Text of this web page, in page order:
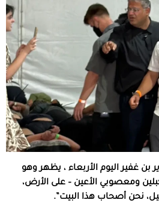
غفير اليوم الأربعاء ، يظهر وهو
ومعصوبي الأعين – على الأرض،
نحن أصحاب هذا البيت”.